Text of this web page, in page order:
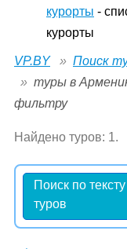
курорты -
курорты
VP.BY Поиск
туры в
фильтру
Найдено туров: 1.
Поиск по
туров